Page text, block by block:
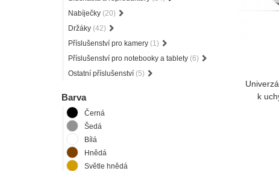
Nabíječky (20)
Držáky (42)
Příslušenství pro kamery (1)
Příslušenství pro notebooky a tablety (6)
Ostatní příslušenství (5)
Barva
Černá
Šedá
Bílá
Hnědá
Světle hnědá
k